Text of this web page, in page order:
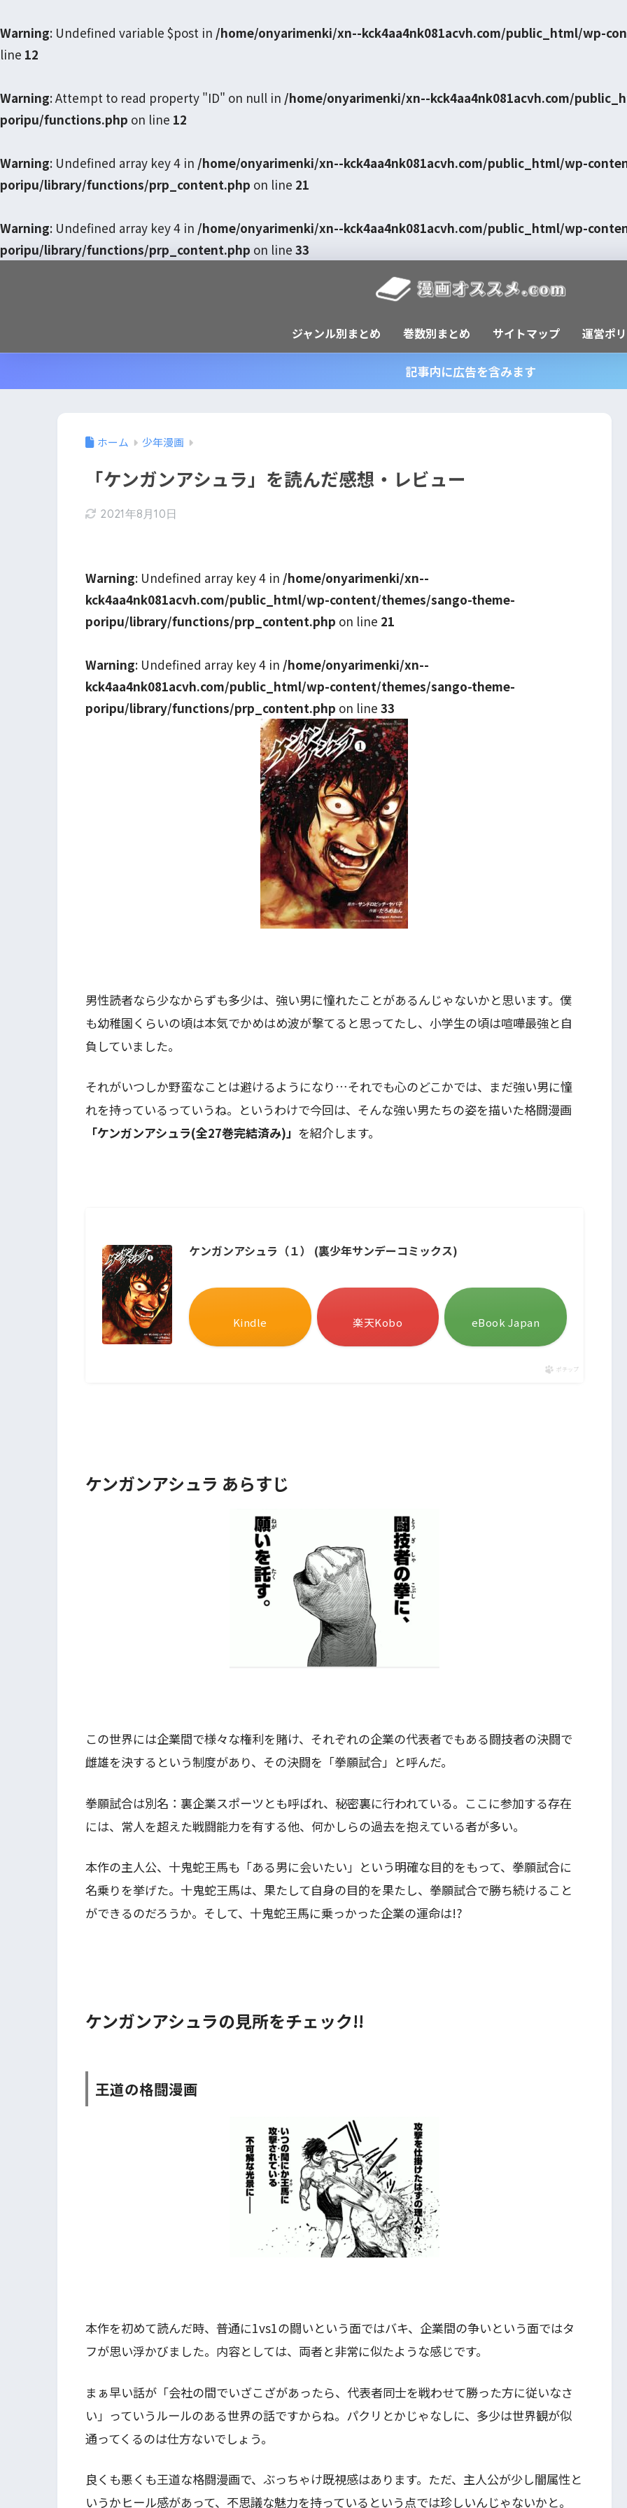
Warning: Undefined variable $post in /home/onyarimenki/xn--kck4aa4nk081acvh.com/public_html/wp-
line 12
Warning: Attempt to read property "ID" on null in /home/onyarimenki/xn--kck4aa4nk081acvh.com/
poripu/functions.php on line 12
Warning: Undefined array key 4 in /home/onyarimenki/xn--kck4aa4nk081acvh.com/public_html/wp-
poripu/library/functions/prp_content.php on line 21
Warning: Undefined array key 4 in /home/onyarimenki/xn--kck4aa4nk081acvh.com/public_html/wp-
poripu/library/functions/prp_content.php on line 33
ジャンル別まとめ 巻数別まとめ サイトマップ 運営ポ
記事内に広告を含みます
ホーム 少年漫画
「ケンガンアシュラ」を読んだ感想・レビュー
2021年8月10日
Warning: Undefined array key 4 in /home/onyarimenki/xn--
kck4aa4nk081acvh.com/public_html/wp-content/themes/sango-theme-
poripu/library/functions/prp_content.php on line 21
Warning: Undefined array key 4 in /home/onyarimenki/xn--
kck4aa4nk081acvh.com/public_html/wp-content/themes/sango-theme-
poripu/library/functions/prp_content.php on line 33
男性読者なら少なからずも多少は、強い男に憧れたことがあるんじゃないかと思います。僕
も幼稚園くらいの頃は本気でかめはめ波が撃てると思ってたし、小学生の頃は喧嘩最強と自
負していました。
それがいつしか野蛮なことは避けるようになり…それでも心のどこかでは、まだ強い男に憧
れを持っているっていうね。というわけで今回は、そんな強い男たちの姿を描いた格闘漫画
「ケンガンアシュラ(全27巻完結済み)」 を紹介します。
ケンガンアシュラ（１） (裏少年サンデーコミックス)
Kindle 楽天Kobo eBook Japan
ポチップ
ケンガンアシュラ あらすじ
この世界には企業間で様々な権利を賭け、それぞれの企業の代表者でもある闘技者の決闘で
雌雄を決するという制度があり、その決闘を「拳願試合」と呼んだ。
拳願試合は別名：裏企業スポーツとも呼ばれ、秘密裏に行われている。ここに参加する存在
には、常人を超えた戦闘能力を有する他、何かしらの過去を抱えている者が多い。
本作の主人公、十鬼蛇王馬も「ある男に会いたい」という明確な目的をもって、拳願試合に
名乗りを挙げた。十鬼蛇王馬は、果たして自身の目的を果たし、拳願試合で勝ち続けること
ができるのだろうか。そして、十鬼蛇王馬に乗っかった企業の運命は!?
ケンガンアシュラの見所をチェック!!
王道の格闘漫画
本作を初めて読んだ時、普通に1vs1の闘いという面ではバキ、企業間の争いという面ではタ
フが思い浮かびました。内容としては、両者と非常に似たような感じです。
まぁ早い話が「会社の間でいざこざがあったら、代表者同士を戦わせて勝った方に従いなさ
い」っていうルールのある世界の話ですからね。パクリとかじゃなしに、多少は世界観が似
通ってくるのは仕方ないでしょう。
良くも悪くも王道な格闘漫画で、ぶっちゃけ既視感はあります。ただ、主人公が少し闇属性と
いうかヒール感があって、不思議な魅力を持っているという点では珍しいんじゃないかと。